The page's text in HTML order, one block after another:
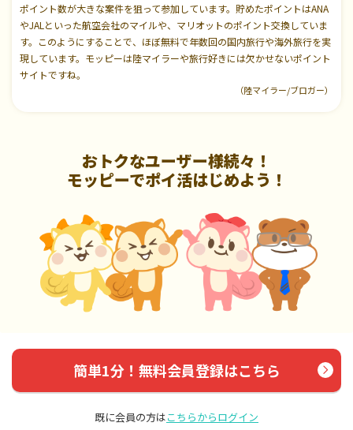
ポイント数が大きな案件を狙って参加しています。貯めたポイントはANA
やJALといった航空会社のマイルや、マリオットのポイント交換していま
す。このようにすることで、ほぼ無料で年数回の国内旅行や海外旅行を実
現しています。モッピーは陸マイラーや旅行好きには欠かせないポイント
サイトですね。
（陸マイラー/ブロガー）
おトクなユーザー様続々！
モッピーでポイ活はじめよう！
簡単1分！無料会員登録はこちら
既に会員の方はこちらからログイン